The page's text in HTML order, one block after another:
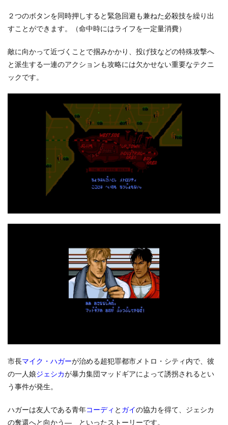
２つのボタンを同時押しすると緊急回避も兼ねた必殺技を繰り出
すことができます。（命中時にはライフを一定量消費）
敵に向かって近づくことで掴みかかり、投げ技などの特殊攻撃へ
と派生する一連のアクションも攻略には欠かせない重要なテクニ
ックです。
市長マイク・ハガーが治める超犯罪都市メトロ・シティ内で、彼
の一人娘ジェシカが暴力集団マッドギアによって誘拐されるとい
う事件が発生。
ハガーは友人である青年コーディ と ガイの協力を得て、ジェシカ
の奪還へと向かう― といったストーリーです。